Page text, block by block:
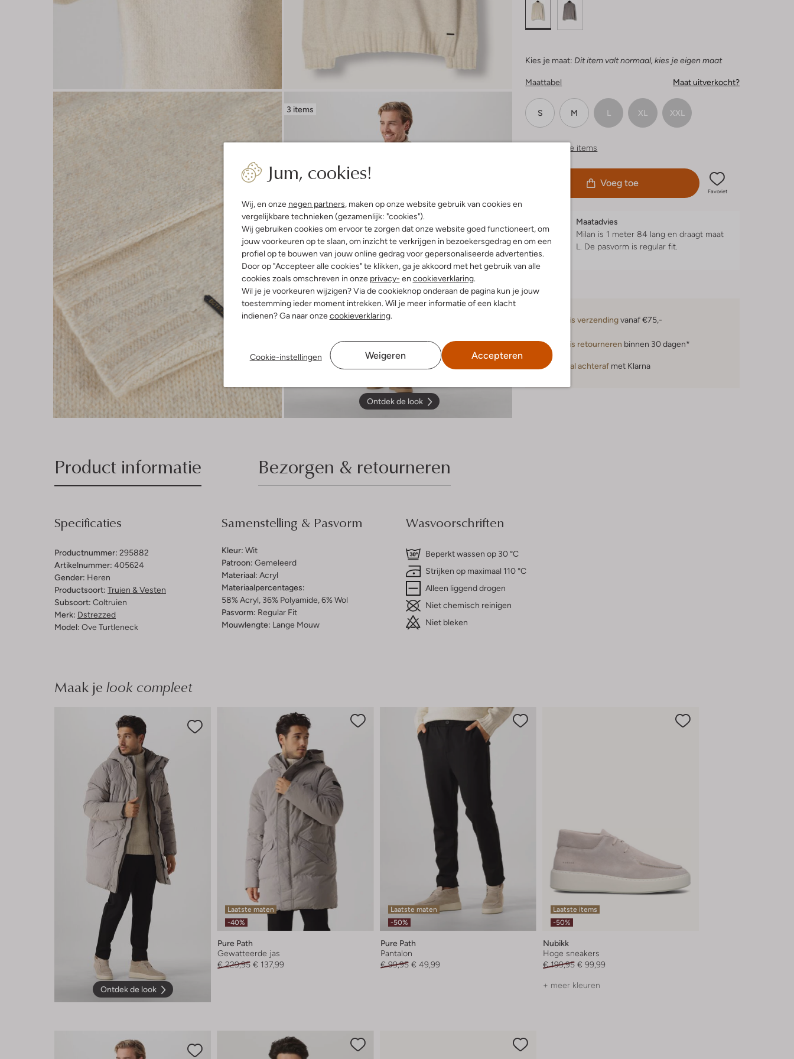
Jum, cookies!
Wij, en onze negen partners, maken op onze website gebruik van cookies en
vergelijkbare technieken (gezamenlijk: "cookies").
Wij gebruiken cookies om ervoor te zorgen dat onze website goed functioneert, om
jouw voorkeuren op te slaan, om inzicht te verkrijgen in bezoekersgedrag en om een
profiel op te bouwen van jouw online gedrag voor gepersonaliseerde advertenties.
Door op "Accepteer alle cookies" te klikken, ga je akkoord met het gebruik van alle
cookies zoals omschreven in onze privacy- en cookieverklaring.
Wil je je voorkeuren wijzigen? Via de cookieknop onderaan de pagina kun je jouw
toestemming ieder moment intrekken. Wil je meer informatie of een klacht
indienen? Ga naar onzecookieverklaring.
Cookie-instellingen Weigeren Accepteren
3 items
Ontdek de look
Kies je maat: Dit item valt normaal, kies je eigen maat
Maattabel Maat uitverkocht?
S M L XL XXL
Vergelijkbare items
Voeg toe
Favoriet
Maatadvies
Milan is 1 meter 84 lang en draagt maat
L. De pasvorm is regular fit.
Gratis verzendingvanaf €75,-
Gratis retourneren binnen 30 dagen*
Betaal achteraf met Klarna
Product informatie Bezorgen & retourneren
Specificaties
Productnummer: 295882
Artikelnummer: 405624
Gender: Heren
Productsoort: Truien & Vesten
Subsoort: Coltruien
Merk: Dstrezzed
Model: Ove Turtleneck
Samenstelling & Pasvorm
Kleur: Wit
Patroon: Gemeleerd
Materiaal: Acryl
Materiaalpercentages:
58% Acryl, 36% Polyamide, 6% Wol
Pasvorm: Regular Fit
Mouwlengte: Lange Mouw
Wasvoorschriften
Beperkt wassen op 30 °C
Strijken op maximaal 110 °C
Alleen liggend drogen
Niet chemisch reinigen
Niet bleken
Maak je look compleet
Ontdek de look
Laatste maten
-40%
Pure Path
Gewatteerde jas
€ 229,95 € 137,99
Laatste maten
-50%
Pure Path
Pantalon
€ 99,95 € 49,99
Laatste items
-50%
Nubikk
Hoge sneakers
€ 199,95 € 99,99
+ meer kleuren